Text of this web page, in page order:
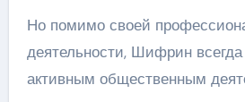
Но помимо своей
деятельности, Шифрин всегда
активным общественным